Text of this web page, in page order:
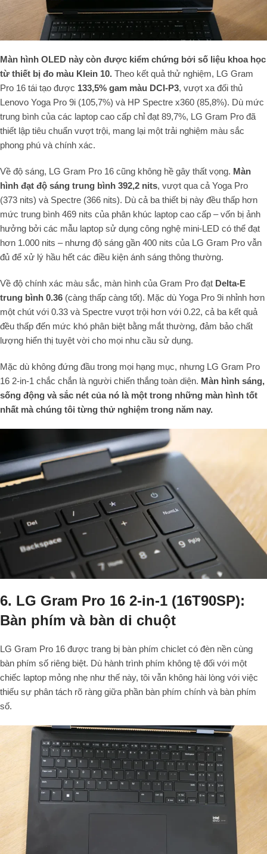
Màn hình OLED này còn được kiểm chứng bởi số liệu khoa học
từ thiết bị đo màu Klein 10. Theo kết quả thử nghiệm, LG Gram
Pro 16 tái tạo được 133,5% gam màu DCI-P3, vượt xa đối thủ
Lenovo Yoga Pro 9i (105,7%) và HP Spectre x360 (85,8%). Dù mức
trung bình của các laptop cao cấp chỉ đạt 89,7%, LG Gram Pro đã
thiết lập tiêu chuẩn vượt trội, mang lại một trải nghiệm màu sắc
phong phú và chính xác.
Về độ sáng, LG Gram Pro 16 cũng không hề gây thất vọng. Màn
hình đạt độ sáng trung bình 392,2 nits, vượt qua cả Yoga Pro
(373 nits) và Spectre (366 nits). Dù cả ba thiết bị này đều thấp hơn
mức trung bình 469 nits của phân khúc laptop cao cấp – vốn bị ảnh
hưởng bởi các mẫu laptop sử dụng công nghệ mini-LED có thể đạt
hơn 1.000 nits – nhưng độ sáng gần 400 nits của LG Gram Pro vẫn
đủ để xử lý hầu hết các điều kiện ánh sáng thông thường.
Về độ chính xác màu sắc, màn hình của Gram Pro đạt Delta-E
trung bình 0.36 (càng thấp càng tốt). Mặc dù Yoga Pro 9i nhỉnh hơn
một chút với 0.33 và Spectre vượt trội hơn với 0.22, cả ba kết quả
đều thấp đến mức khó phân biệt bằng mắt thường, đảm bảo chất
lượng hiển thị tuyệt vời cho mọi nhu cầu sử dụng.
Mặc dù không đứng đầu trong mọi hạng mục, nhưng LG Gram Pro
16 2-in-1 chắc chắn là người chiến thắng toàn diện. Màn hình sáng,
sống động và sắc nét của nó là một trong những màn hình tốt
nhất mà chúng tôi từng thử nghiệm trong năm nay.
6. LG Gram Pro 16 2-in-1 (16T90SP):
Bàn phím và bàn di chuột
LG Gram Pro 16 được trang bị bàn phím chiclet có đèn nền cùng
bàn phím số riêng biệt. Dù hành trình phím không tệ đối với một
chiếc laptop mỏng nhẹ như thế này, tôi vẫn không hài lòng với việc
thiếu sự phân tách rõ ràng giữa phần bàn phím chính và bàn phím
số.